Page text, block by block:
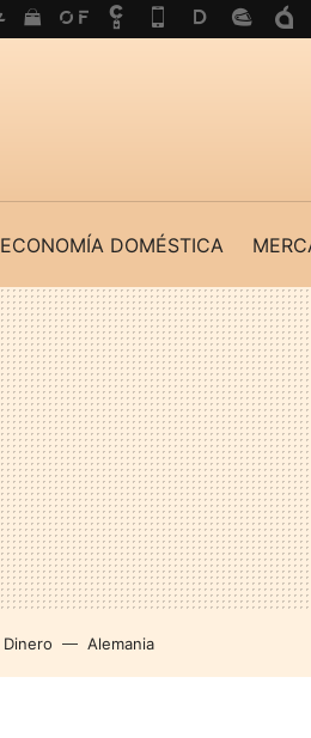
ECONOMÍA DOMÉSTICA
Dinero Alemania